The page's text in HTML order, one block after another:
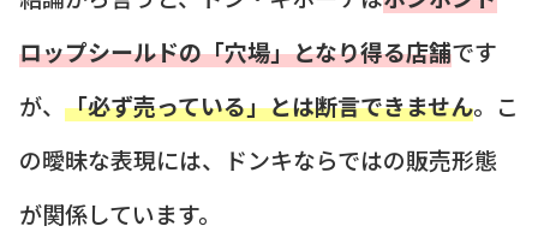
ロップシールドの「穴場」となり得る店舗です
が、 「必ず売っている」とは断言できません。こ
の曖昧な表現には、ドンキならではの販売形態
が関係しています。